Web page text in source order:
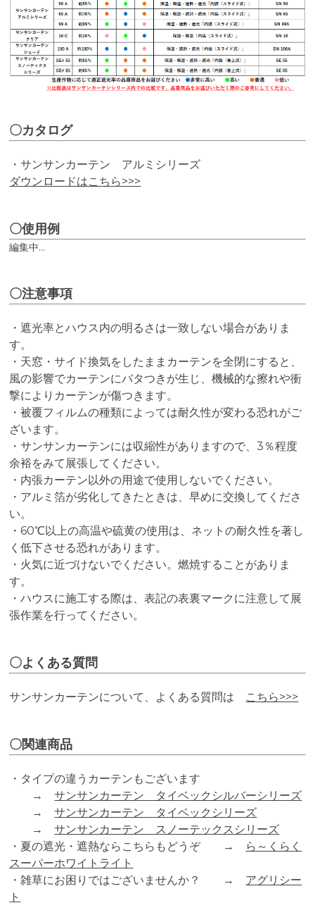
〇カタログ
・サンサンカーテン アルミシリーズ
ダウンロードはこちら>>>
〇使用例
編集中...
〇注意事項
・遮光率とハウス内の明るさは一致しない場合がありま
す。
・天窓・サイド換気をしたままカーテンを全閉にすると、
風の影響でカーテンにバタつき が生じ、機械的な擦れや衝
撃によりカーテンが傷つきます。
・被覆フィルムの種類によっては耐久性が変わる恐れがご
ざいます。
・サンサンカーテンには収縮性がありますので、3％程度
余裕をみて展張してください。
・内張カーテン以外の用途で使用しないでください。
・アルミ箔が劣化してきたときは、早めに交換してくださ
い。
・60℃以上の高温や硫黄の使用は、ネットの耐久性を著し
く低下させる恐れがあります。
・火気に近づけないでください。燃焼することがありま
す。
・ハウスに施工する際は、表記の表裏マークに注意して展
張作業を行ってください。
〇よくある質問
サンサンカーテンについて、よくある質問は こちら>>>
〇関連商品
・タイプの違うカーテンもございます
→サンサンカーテン タイベックシルバーシリーズ
→サンサンカーテン タイベックシリーズ
→サンサンカーテン スノーテックスシリーズ
・夏の遮光・遮熱ならこちらもどうぞ → ら～くらく
スーパーホワイトライト
・雑草にお困りではございませんか？ → アグリシー
ト